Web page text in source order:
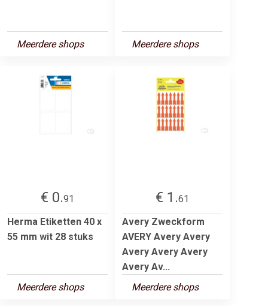
Meerdere shops Meerdere shops
€ 0.91
Herma Etiketten 40 x
55 mm wit 28 stuks
Meerdere shops
€ 1.61
Avery Zweckform
AVERY Avery Avery
Avery Avery Avery
Avery Av...
Meerdere shops